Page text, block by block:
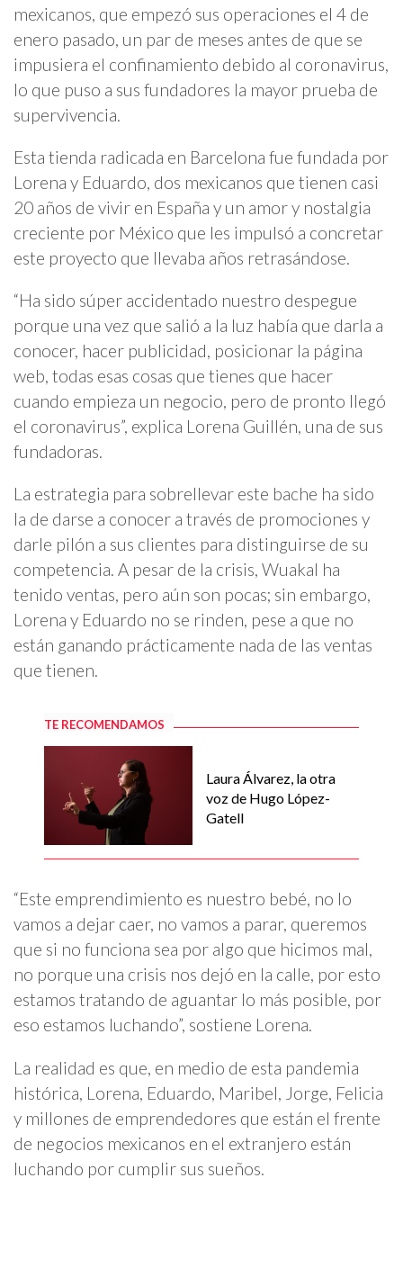
mexicanos, que empezó sus operaciones el 4 de
enero pasado, un par de meses antes de que se
impusiera el confinamiento debido al coronavirus,
lo que puso a sus fundadores la mayor prueba de
supervivencia.
Esta tienda radicada en Barcelona fue fundada por
Lorena y Eduardo, dos mexicanos que tienen casi
20 años de vivir en España y un amor y nostalgia
creciente por México que les impulsó a concretar
este proyecto que llevaba años retrasándose.
“Ha sido súper accidentado nuestro despegue
porque una vez que salió a la luz había que darla a
conocer, hacer publicidad, posicionar la página
web, todas esas cosas que tienes que hacer
cuando empieza un negocio, pero de pronto llegó
el coronavirus”, explica Lorena Guillén, una de sus
fundadoras.
La estrategia para sobrellevar este bache ha sido
la de darse a conocer a través de promociones y
darle pilón a sus clientes para distinguirse de su
competencia. A pesar de la crisis, Wuakal ha
tenido ventas, pero aún son pocas; sin embargo,
Lorena y Eduardo no se rinden, pese a que no
están ganando prácticamente nada de las ventas
que tienen.
TE RECOMENDAMOS
Laura Álvarez, la otra
voz de Hugo López-
Gatell
“Este emprendimiento es nuestro bebé, no lo
vamos a dejar caer, no vamos a parar, queremos
que si no funciona sea por algo que hicimos mal,
no porque una crisis nos dejó en la calle, por esto
estamos tratando de aguantar lo más posible, por
eso estamos luchando”, sostiene Lorena.
La realidad es que, en medio de esta pandemia
histórica, Lorena, Eduardo, Maribel, Jorge, Felicia
y millones de emprendedores que están el frente
de negocios mexicanos en el extranjero están
luchando por cumplir sus sueños.